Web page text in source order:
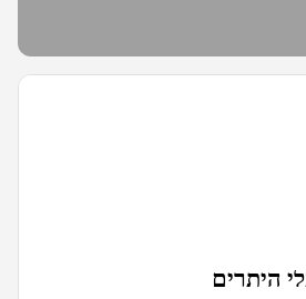
היתרים